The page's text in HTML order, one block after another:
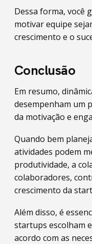
Dessa forma, você
motivar equipe
crescimento e o
Conclusão
Em resumo,
desempenham um
da motivação e
Quando bem
atividades podem
produtividade, a
colaboradores,
crescimento da
Além disso, é
startups escolham
acordo com as